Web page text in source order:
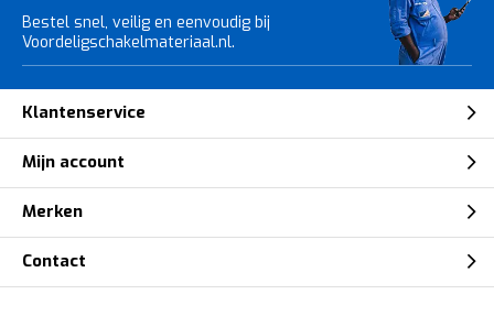
Bestel snel, veilig en eenvoudig bij
Voordeligschakelmateriaal.nl.
Klantenservice
Mijn account
Merken
Contact